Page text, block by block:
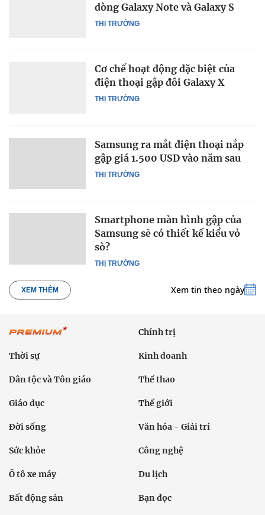
THỊ TRƯỜNG
dòng Galaxy Note và Galaxy S
THỊ TRƯỜNG
Cơ chế hoạt động đặc biệt của
điện thoại gập đôi Galaxy X
THỊ TRƯỜNG
Samsung ra mắt điện thoại nắp
gập giá 1.500 USD vào năm sau
THỊ TRƯỜNG
Smartphone màn hình gập của
Samsung sẽ có thiết kế kiểu vỏ
sò?
XEM THÊM Xem tin theo ngày
Chính trị
Thời sự Kinh doanh
Dân tộc và Tôn giáo Thể thao
Giáo dục Thế giới
Đời sống Văn hóa - Giải trí
Sức khỏe Công nghệ
Ô tô xe máy Du lịch
Bất động sản Bạn đọc